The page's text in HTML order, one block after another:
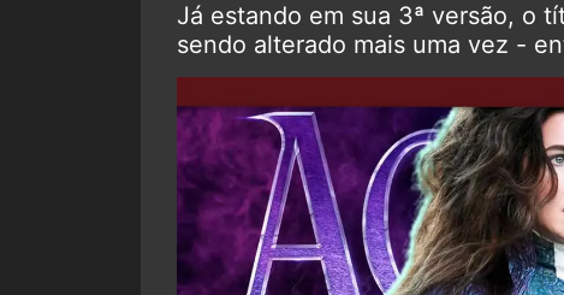
Já estando em sua 3ª versão, o
sendo alterado mais uma vez -